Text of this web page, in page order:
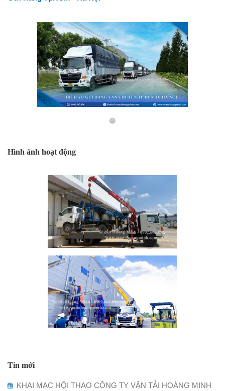
Hình ảnh hoạt động
Tin mới
KHAI MẠC HỘI THAO CÔNG TY VẬN TẢI HOÀNG MINH